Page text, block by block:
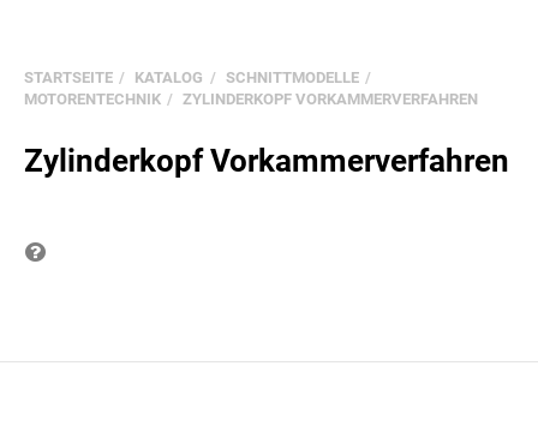
STARTSEITE KATALOG
SCHNITTMODELLE
MOTORENTECHNIK
ZYLINDERKOPF VORKAMMERVERFAHREN
Zylinderkopf Vorkammerverfahren